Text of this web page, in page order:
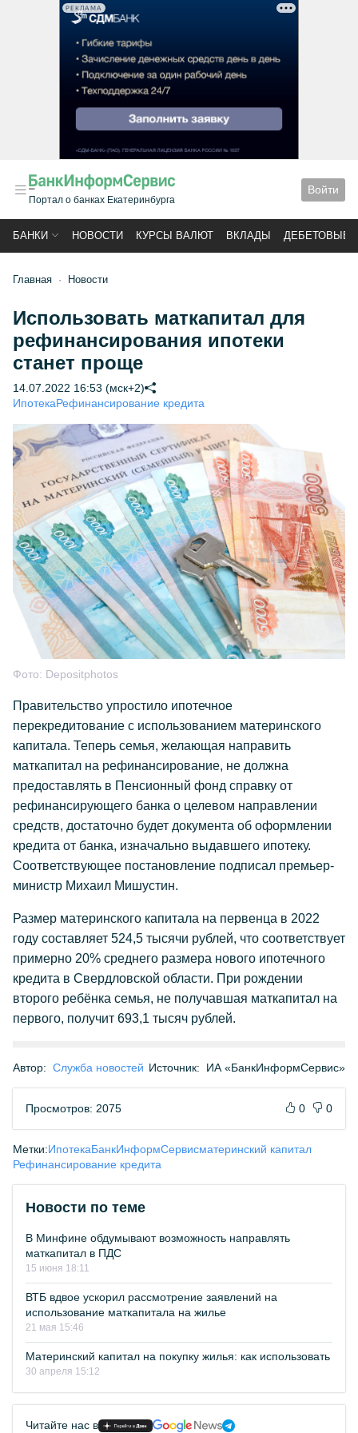
РЕКЛАМА
Портал о банках Екатеринбурга
Войти
БАНКИ НОВОСТИ КУРСЫ ВАЛЮТ ВКЛАДЫ ДЕБЕТОВЫЕ
Главная Новости
Использовать маткапитал для
рефинансирования ипотеки
станет проще
14.07.2022 16:53 (мск+2)
ИпотекаРефинансирование кредита
Фото: Depositphotos
Правительство упростило ипотечное
перекредитование с использованием материнского
капитала. Теперь семья, желающая направить
маткапитал на рефинансирование, не должна
предоставлять в Пенсионный фонд справку от
рефинансирующего банка о целевом направлении
средств, достаточно будет документа об оформлении
кредита от банка, изначально выдавшего ипотеку.
Соответствующее постановление подписал премьер-
министр Михаил Мишустин.
Размер материнского капитала на первенца в 2022
году составляет 524,5 тысячи рублей, что соответствует
примерно 20% среднего размера нового ипотечного
кредита в Свердловской области. При рождении
второго ребёнка семья, не получавшая маткапитал на
первого, получит 693,1 тысяч рублей.
Автор: Служба новостей Источник: ИА «БанкИнформСервис»
Просмотров: 2075 0 0
Метки:ИпотекаБанкИнформСервисматеринский капитал
Рефинансирование кредита
Новости по теме
В Минфине обдумывают возможность направлять
маткапитал в ПДС
15 июня 18:11
ВТБ вдвое ускорил рассмотрение заявлений на
использование маткапитала на жилье
21 мая 15:46
Материнский капитал на покупку жилья: как использовать
30 апреля 15:12
Читайте нас в